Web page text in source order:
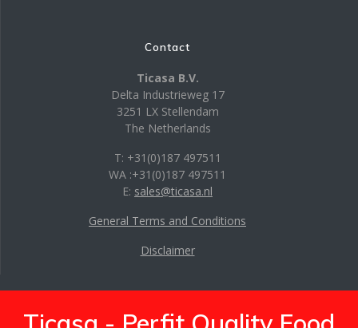
Contact
Ticasa B.V.
Delta Industrieweg 17
3251 LX Stellendam
The Netherlands
T: +31(0)187 497511
WA :+31(0)187 497511
E: sales@ticasa.nl
General Terms and Conditions
Disclaimer